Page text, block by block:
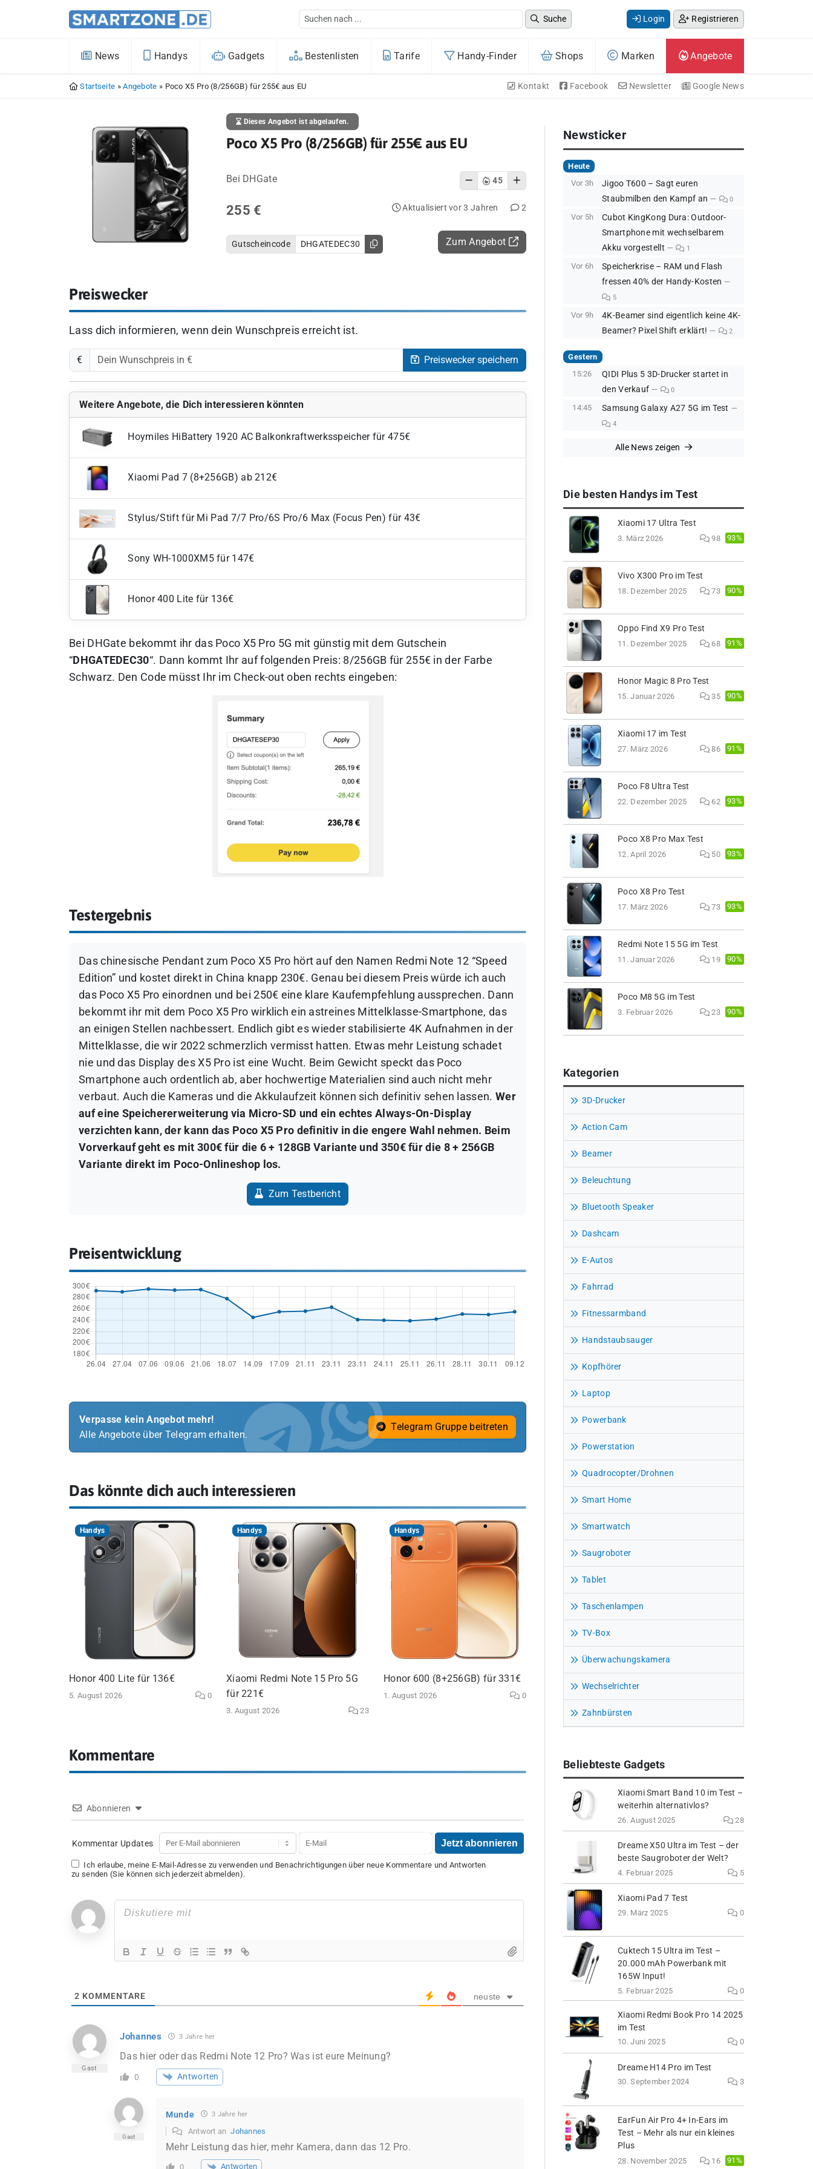
Suche Login Registrieren
News Handys Gadgets Bestenlisten Tarife Handy-Finder Shops Marken Angebote
Startseite »Angebote » Poco X5 Pro (8/256GB) für 255€ aus EU Kontakt Facebook Newsletter Google News
Dieses Angebot ist abgelaufen.
Poco X5 Pro (8/256GB) für 255€ aus EU
Bei DHGate 45
255 € Aktualisiert vor 3 Jahren 2
Gutscheincode DHGATEDEC30 Zum Angebot
Preiswecker
Lass dich informieren, wenn dein Wunschpreis erreicht ist.
€ Preiswecker speichern
Weitere Angebote, die Dich interessieren könnten
Hoymiles HiBattery 1920 AC Balkonkraftwerksspeicher für 475€
Xiaomi Pad 7 (8+256GB) ab 212€
Stylus/Stift für Mi Pad 7/7 Pro/6S Pro/6 Max (Focus Pen) für 43€
Sony WH-1000XM5 für 147€
Honor 400 Lite für 136€
Bei DHGate bekommt ihr das Poco X5 Pro 5G mit günstig mit dem Gutschein
“DHGATEDEC30“. Dann kommt Ihr auf folgenden Preis: 8/256GB für 255€ in der Farbe
Schwarz. Den Code müsst Ihr im Check-out oben rechts eingeben:
Testergebnis
Das chinesische Pendant zum Poco X5 Pro hört auf den Namen Redmi Note 12 “Speed
Edition” und kostet direkt in China knapp 230€. Genau bei diesem Preis würde ich auch
das Poco X5 Pro einordnen und bei 250€ eine klare Kaufempfehlung aussprechen. Dann
bekommt ihr mit dem Poco X5 Pro wirklich ein astreines Mittelklasse-Smartphone, das
an einigen Stellen nachbessert. Endlich gibt es wieder stabilisierte 4K Aufnahmen in der
Mittelklasse, die wir 2022 schmerzlich vermisst hatten. Etwas mehr Leistung schadet
nie und das Display des X5 Pro ist eine Wucht. Beim Gewicht speckt das Poco
Smartphone auch ordentlich ab, aber hochwertige Materialien sind auch nicht mehr
verbaut. Auch die Kameras und die Akkulaufzeit können sich definitiv sehen lassen. Wer
auf eine Speichererweiterung via Micro-SD und ein echtes Always-On-Display
verzichten kann, der kann das Poco X5 Pro definitiv in die engere Wahl nehmen. Beim
Vorverkauf geht es mit 300€ für die 6 + 128GB Variante und 350€ für die 8 + 256GB
Variante direkt im Poco-Onlineshop los.
Zum Testbericht
Preisentwicklung
Verpasse kein Angebot mehr!
Alle Angebote über Telegram erhalten.
Telegram Gruppe beitreten
Das könnte dich auch interessieren
Handys
Honor 400 Lite für 136€
5. August 2026 0
Handys
Xiaomi Redmi Note 15 Pro 5G
für 221€
3. August 2026 23
Handys
Honor 600 (8+256GB) für 331€
1. August 2026 0
Kommentare
Abonnieren
Kommentar Updates
Ich erlaube, meine E-Mail-Adresse zu verwenden und Benachrichtigungen über neue Kommentare und Antworten
zu senden (Sie können sich jederzeit abmelden).
2 KOMMENTARE neuste
Gast
Johannes 3 Jahre her
Das hier oder das Redmi Note 12 Pro? Was ist eure Meinung?
0 Antworten
Gast
Munde 3 Jahre her
Antwort anJohannes
Mehr Leistung das hier, mehr Kamera, dann das 12 Pro.
0 Antworten
Newsticker
Heute
Vor 3h
Jigoo T600 – Sagt euren
Staubmilben den Kampf an
0
Vor 5h
Cubot KingKong Dura: Outdoor-
Smartphone mit wechselbarem
Akku vorgestellt
1
Vor 6h
Speicherkrise – RAM und Flash
fressen 40% der Handy-Kosten
5
Vor 9h
4K-Beamer sind eigentlich keine 4K-
Beamer? Pixel Shift erklärt!
2
Gestern
15:26
QIDI Plus 5 3D-Drucker startet in
den Verkauf
0
14:45 Samsung Galaxy A27 5G im Test
4
Alle News zeigen
Die besten Handys im Test
Xiaomi 17 Ultra Test
3. März 2026 98 93%
Vivo X300 Pro im Test
18. Dezember 2025 73 90%
Oppo Find X9 Pro Test
11. Dezember 2025 68 91%
Honor Magic 8 Pro Test
15. Januar 2026 35 90%
Xiaomi 17 im Test
27. März 2026 86 91%
Poco F8 Ultra Test
22. Dezember 2025 62 93%
Poco X8 Pro Max Test
12. April 2026 50 93%
Poco X8 Pro Test
17. März 2026 73 93%
Redmi Note 15 5G im Test
11. Januar 2026 19 90%
Poco M8 5G im Test
3. Februar 2026 23 90%
Kategorien
3D-Drucker
Action Cam
Beamer
Beleuchtung
Bluetooth Speaker
Dashcam
E-Autos
Fahrrad
Fitnessarmband
Handstaubsauger
Kopfhörer
Laptop
Powerbank
Powerstation
Quadrocopter/Drohnen
Smart Home
Smartwatch
Saugroboter
Tablet
Taschenlampen
TV-Box
Überwachungskamera
Wechselrichter
Zahnbürsten
Beliebteste Gadgets
Xiaomi Smart Band 10 im Test –
weiterhin alternativlos?
26. August 2025 28
Dreame X50 Ultra im Test – der
beste Saugroboter der Welt?
4. Februar 2025 5
Xiaomi Pad 7 Test
29. März 2025 0
Cuktech 15 Ultra im Test –
20.000 mAh Powerbank mit
165W Input!
5. Februar 2025 0
Xiaomi Redmi Book Pro 14 2025
im Test
10. Juni 2025 0
Dreame H14 Pro im Test
30. September 2024 3
EarFun Air Pro 4+ In-Ears im
Test – Mehr als nur ein kleines
Plus
28. November 2025 16 91%